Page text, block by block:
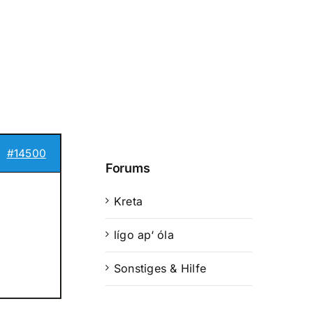
#14500
Forums
Kreta
lígo ap‘ óla
Sonstiges & Hilfe